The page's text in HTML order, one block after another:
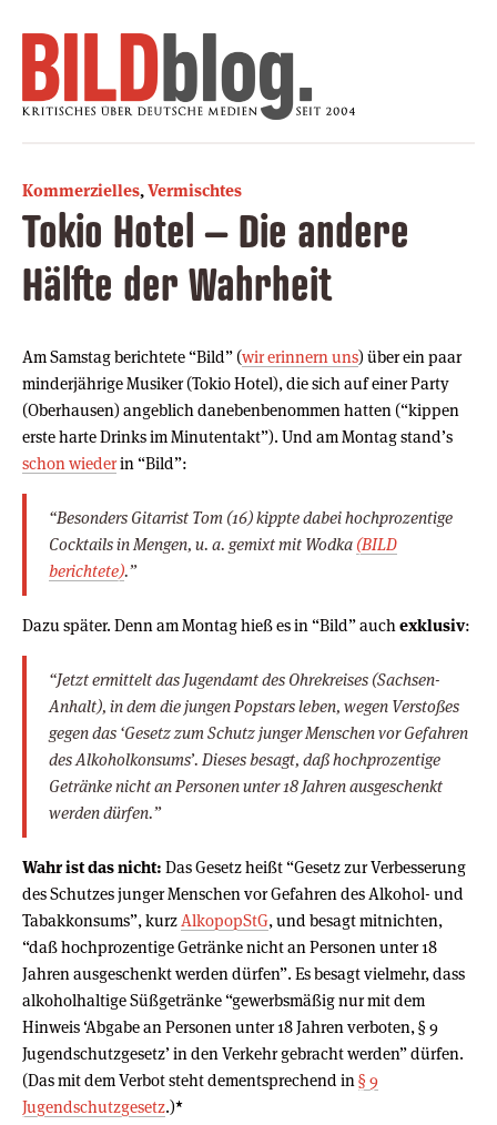
Kommerzielles,Vermischtes
Tokio Hotel – Die andere
Hälfte der Wahrheit
Am Samstag berichtete “Bild” (wir erinnern uns) über ein paar
minderjährige Musiker (Tokio Hotel), die sich auf einer Party
(Oberhausen) angeblich danebenbenommen hatten (“kippen
erste harte Drinks im Minutentakt”). Und am Montag stand’s
schon wiederin “Bild”:
“Besonders Gitarrist Tom (16) kippte dabei hochprozentige
Cocktails in Mengen, u. a. gemixt mit Wodka (BILD
berichtete).”
Dazu später. Denn am Montag hieß es in “Bild” auch exklusiv:
“Jetzt ermittelt das Jugendamt des Ohrekreises (Sachsen-
Anhalt), in dem die jungen Popstars leben, wegen Verstoßes
gegen das ‘Gesetz zum Schutz junger Menschen vor Gefahren
des Alkoholkonsums’. Dieses besagt, daß hochprozentige
Getränke nicht an Personen unter 18 Jahren ausgeschenkt
werden dürfen.”
Wahr ist das nicht: Das Gesetz heißt “Gesetz zur Verbesserung
des Schutzes junger Menschen vor Gefahren des Alkohol- und
Tabakkonsums”, kurz AlkopopStG, und besagt mitnichten,
“daß hochprozentige Getränke nicht an Personen unter 18
Jahren ausgeschenkt werden dürfen”. Es besagt vielmehr, dass
alkoholhaltige Süßgetränke “gewerbsmäßig nur mit dem
Hinweis ‘Abgabe an Personen unter 18 Jahren verboten, § 9
Jugendschutzgesetz’ in den Verkehr gebracht werden” dürfen.
(Das mit dem Verbot steht dementsprechend in § 9
Jugendschutzgesetz.)*